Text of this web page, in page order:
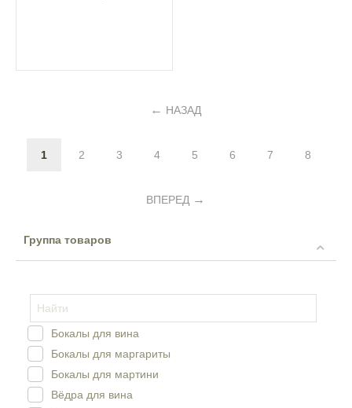
НАЗАД
1 2 3 4 5 6 7 8
ВПЕРЕД
Группа товаров
Бокалы для вина
Бокалы для маргариты
Бокалы для мартини
Вёдра для вина